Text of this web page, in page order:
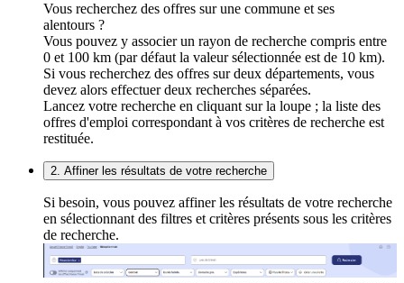
Vous recherchez des offres sur une commune et ses
alentours ?
Vous pouvez y associer un rayon de recherche compris entre
0 et 100 km (par défaut la valeur sélectionnée est de 10 km).
Si vous recherchez des offres sur deux départements, vous
devez alors effectuer deux recherches séparées.
Lancez votre recherche en cliquant sur la loupe ; la liste des
offres d'emploi correspondant à vos critères de recherche est
restituée.
2. Affiner les résultats de votre recherche
Si besoin, vous pouvez affiner les résultats de votre recherche
en sélectionnant des filtres et critères présents sous les critères
de recherche.